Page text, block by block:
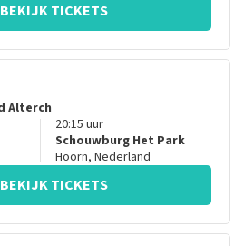
BEKIJK TICKETS
Alterch
20:15 uur
Schouwburg Het Park
Hoorn, Nederland
BEKIJK TICKETS